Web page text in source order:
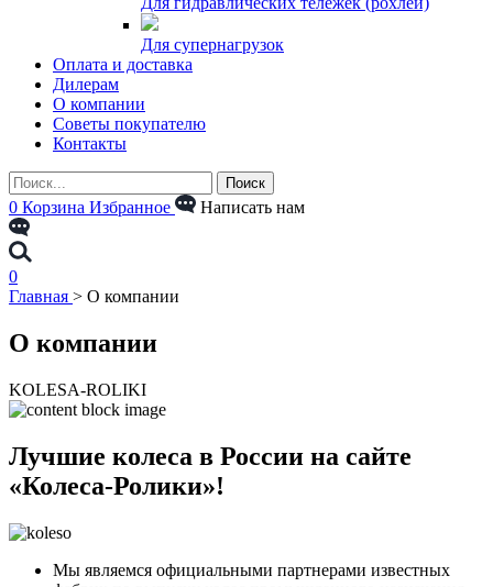
Для супернагрузок
Оплата и доставка
Дилерам
О компании
Советы покупателю
Контакты
0 Корзина Избранное Написать нам
0
Главная > О компании
О компании
KOLESA-ROLIKI
Лучшие колеса в России на сайте
«Колеса-Ролики»!
Мы являемся официальными партнерами известных